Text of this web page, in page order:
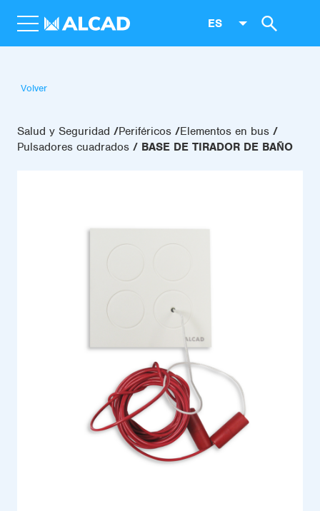
ES
Volver
Salud y Seguridad Periféricos
Elementos en bus
Pulsadores cuadrados
BASE DE TIRADOR DE BAÑO